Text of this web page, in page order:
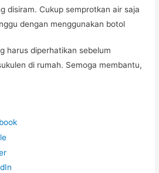
disiram. Cukup semprotkan air saja
dengan menggunakan botol
harus diperhatikan sebelum
di rumah. Semoga membantu,